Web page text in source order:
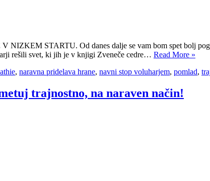
NIZKEM STARTU. Od danes dalje se vam bom spet bolj
rešili svet, ki jih je v knjigi Zveneče cedre… Read More »
, naravna pridelava hrane, navni stop voluharjem, pomlad,
trajnostno, na naraven način!